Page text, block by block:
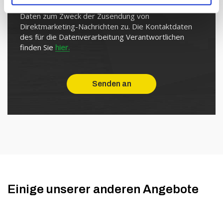
Ich stimme der Verarbeitung meiner persönlichen
Daten zum Zweck der Zusendung von
Direktmarketing-Nachrichten zu. Die Kontaktdaten
des für die Datenverarbeitung Verantwortlichen
finden Sie hier.
Einige unserer anderen Angebote